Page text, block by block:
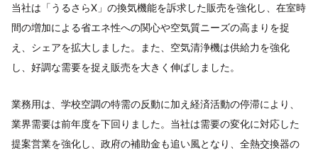
当社は「うるさらX」の換気機能を訴求した販売を強化し、在室時
間の増加による省エネ性への関心や空気質ニーズの高まりを捉
え、シェアを拡大しました。また、空気清浄機は供給力を強化
し、好調な需要を捉え販売を大きく伸ばしました。
業務用は、学校空調の特需の反動に加え経済活動の停滞により、
業界需要は前年度を下回りました。当社は需要の変化に対応した
提案営業を強化し、政府の補助金も追い風となり、全熱交換器の